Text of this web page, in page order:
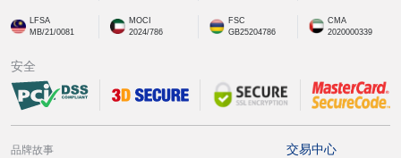
LFSA
MB/21/0081
MOCI
2024/786
FSC
GB25204786
CMA
2020000339
安全
品牌故事 交易中心